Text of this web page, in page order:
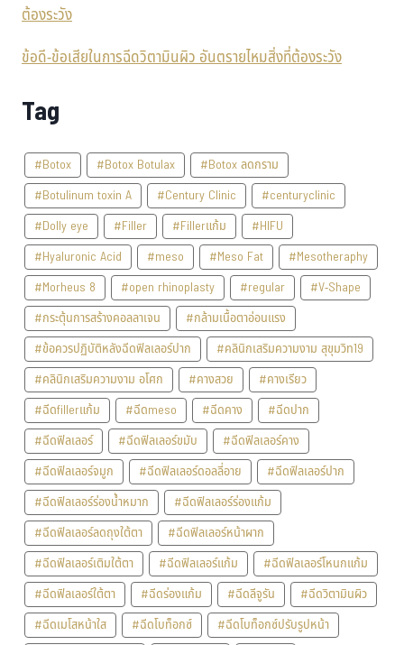
ข้อดี-ข้อเสียในการฉีดวิตามินผิว อันตรายไหมสิ่งที่ต้องระวัง
Tag
#Botox #Botox Botulax
#Botox ลดกราม
#Botulinum toxin A
#Century Clinic
#centuryclinic
#Dolly eye
#Filler #Fillerแก้ม
#HIFU
#Hyaluronic Acid
#meso #Meso Fat
#Mesotheraphy
#Morheus 8
#open rhinoplasty #regular
#V-Shape
#กระตุ้นการสร้างคอลลาเจน
#กล้ามเนื้อตาอ่อนแรง
#ข้อควรปฏิบัติหลังฉีดฟิลเลอร์ปาก
#คลินิกเสริมความงาม สุขุมวิท19
#คลินิกเสริมความงาม อโศก
#คางสวย
#คางเรียว
#ฉีดfillerแก้ม
#ฉีดmeso #ฉีดคาง
#ฉีดปาก
#ฉีดฟิลเลอร์
#ฉีดฟิลเลอร์ขมับ
#ฉีดฟิลเลอร์คาง
#ฉีดฟิลเลอร์จมูก
#ฉีดฟิลเลอร์ดอลลี่อาย
#ฉีดฟิลเลอร์ปาก
#ฉีดฟิลเลอร์ร่องน้ำหมาก
#ฉีดฟิลเลอร์ร่องแก้ม
#ฉีดฟิลเลอร์ลดถุงใต้ตา
#ฉีดฟิลเลอร์หน้าผาก
#ฉีดฟิลเลอร์เติมใต้ตา
#ฉีดฟิลเลอร์แก้ม
#ฉีดฟิลเลอร์โหนกแก้ม
#ฉีดฟิลเลอร์ใต้ตา
#ฉีดร่องแก้ม #ฉีดลีจูรัน
#ฉีดวิตามินผิว
#ฉีดเมโสหน้าใส
#ฉีดโบท็อกซ์
#ฉีดโบท็อกซ์ปรับรูปหน้า